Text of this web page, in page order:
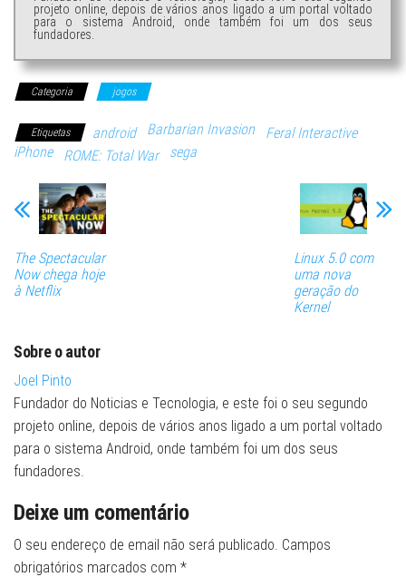
projeto online, depois de vários anos ligado a um portal voltado
para o sistema Android, onde também foi um dos seus
fundadores.
Categoria jogos
Etiquetas android Barbarian Invasion
Feral Interactive
iPhone
ROME: Total War sega
The Spectacular
Now chega hoje
à Netflix
Linux 5.0 com
uma nova
geração do
Kernel
Sobre o autor
Joel Pinto
Fundador do Noticias e Tecnologia, e este foi o seu segundo
projeto online, depois de vários anos ligado a um portal voltado
para o sistema Android, onde também foi um dos seus
fundadores.
Deixe um comentário
O seu endereço de email não será publicado. Campos
obrigatórios marcados com *